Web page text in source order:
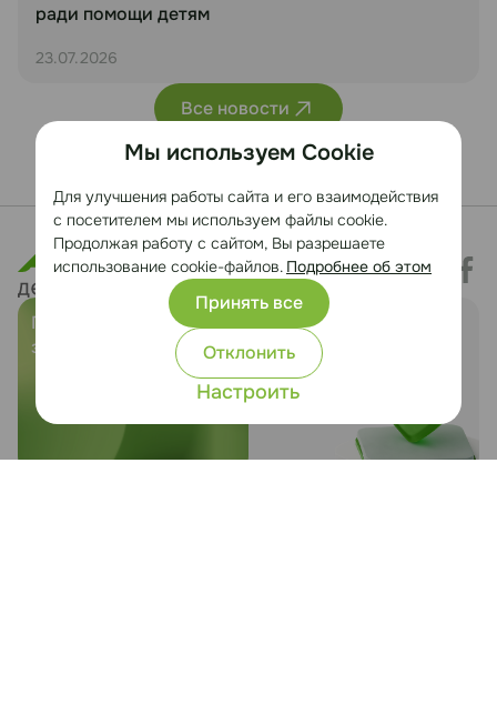
Все новости
ради помощи детям
23.07.2026
Предложить
земельный участок
Служба заботы о
клиентах
Мы используем Cookie
Для улучшения работы сайта и его взаимодействия
с посетителем мы используем файлы cookie.
Продолжая работу с сайтом, Вы разрешаете
использование cookie-файлов. Подробнее об этом
Принять все
Отклонить
Настроить